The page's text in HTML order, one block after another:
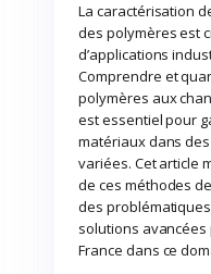
La caractérisation
des polymères est
d’applications
Comprendre et
polymères aux
est essentiel pour
matériaux dans
variées. Cet article
de ces méthodes
des
solutions
France dans ce